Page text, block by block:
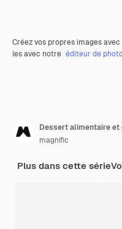
Créez vos propres images avec
les avec notre éditeur de
Dessert alimentaire
magnific
Plus dans cette série